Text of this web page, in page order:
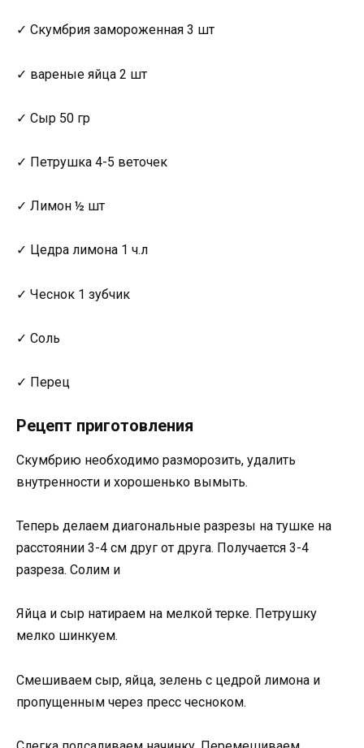
✓ Скумбрия замороженная 3 шт
✓ вареные яйца 2 шт
✓ Сыр 50 гр
✓ Петрушка 4-5 веточек
✓ Лимон ½ шт
✓ Цедра лимона 1 ч.л
✓ Чеснок 1 зубчик
✓ Соль
✓ Перец
Рецепт приготовления
Скумбрию необходимо разморозить, удалить
внутренности и хорошенько вымыть.
Теперь делаем диагональные разрезы на тушке на
расстоянии 3-4 см друг от друга. Получается 3-4
разреза. Солим и
Яйца и сыр натираем на мелкой терке. Петрушку
мелко шинкуем.
Смешиваем сыр, яйца, зелень с цедрой лимона и
пропущенным через пресс чесноком.